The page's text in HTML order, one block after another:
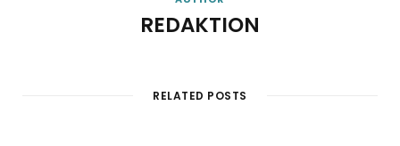
REDAKTION
RELATED POSTS